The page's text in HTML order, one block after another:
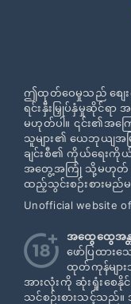
ဤထုတ်ဝေမှုသည် စျေး
ရင်းနှီးမြှုပ်နှံမှုဆိုင်ရ
မဟုတ်ပါ။ ၎င်း၏အက
သူများ၏ ယေဘုယျအမ
ချင်းစီ၏ ကိုယ်ရေးကိုယ်တ
အတွေ့အကြုံ သို့မဟုတ် လ
ထည့်သွင်းစဉ်းစားမည်
Unofficial website
အထွေထွေအန္
ဖော်ပြထား
ထုတ်ကုန်များသ
အားလုံးကို ဆုံးရှုံးစေနိုင်
သင်စဉ်းစားသင့်သည်။